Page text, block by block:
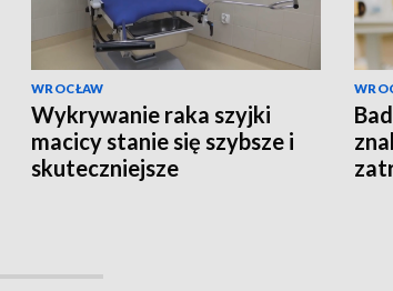
WROCŁAW
Wykrywanie raka szyjki
macicy stanie się szybsze i
skuteczniejsze